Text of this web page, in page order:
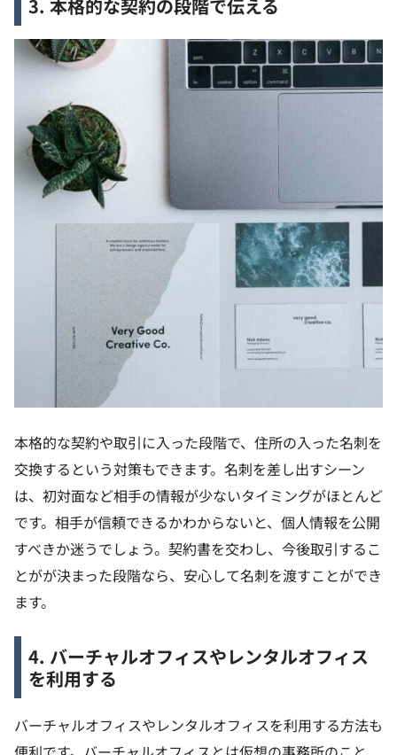
3. 本格的な契約の段階で伝える
本格的な契約や取引に入った段階で、住所の入った名刺を
交換するという対策もできます。名刺を差し出すシーン
は、初対面など相手の情報が少ないタイミングがほとんど
です。相手が信頼できるかわからないと、個人情報を公開
すべきか迷うでしょう。契約書を交わし、今後取引するこ
とがが決まった段階なら、安心して名刺を渡すことができ
ます。
4. バーチャルオフィスやレンタルオフィス
を利用する
バーチャルオフィスやレンタルオフィスを利用する方法も